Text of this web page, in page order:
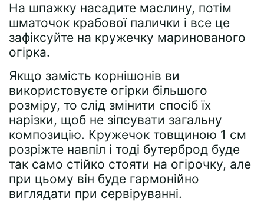
На шпажку насадите маслину, потім
шматочок крабової палички і все це
зафіксуйте на кружечку маринованого
огірка.
Якщо замість корнішонів ви
використовуєте огірки більшого
розміру, то слід змінити спосіб їх
нарізки, щоб не зіпсувати загальну
композицію. Кружечок товщиною 1 см
розріжте навпіл і тоді бутерброд буде
так само стійко стояти на огірочку, але
при цьому він буде гармонійно
виглядати при сервіруванні.